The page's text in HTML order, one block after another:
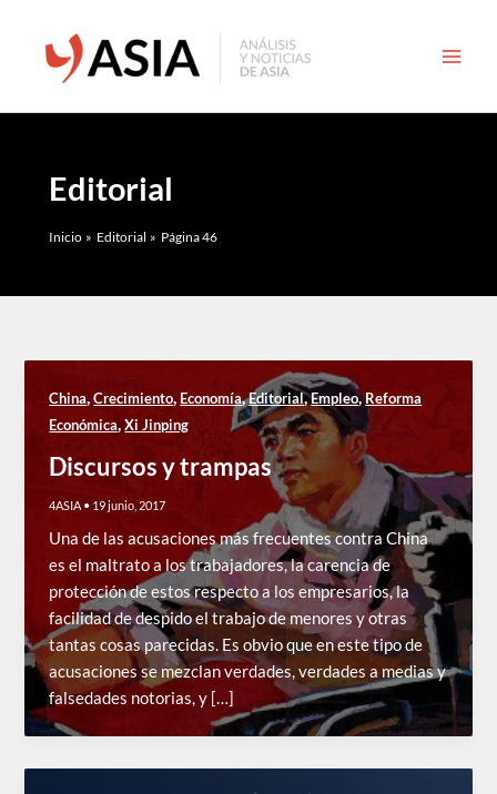
contenido
Editorial
Inicio Editorial Página 46
China,Crecimiento, Economía,Editorial,Empleo,Reforma
Económica,Xi Jinping
Discursos y trampas
4ASIA • 19 junio, 2017
Una de las acusaciones más frecuentes contra China
es el maltrato a los trabajadores, la carencia de
protección de estos respecto a los empresarios, la
facilidad de despido el trabajo de menores y otras
tantas cosas parecidas. Es obvio que en este tipo de
acusaciones se mezclan verdades, verdades a medias y
falsedades notorias, y […]